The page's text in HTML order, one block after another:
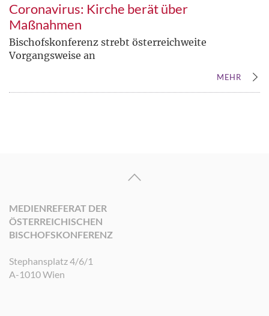
Coronavirus: Kirche berät über
Maßnahmen
Bischofskonferenz strebt österreichweite
Vorgangsweise an
MEHR
MEDIENREFERAT DER
ÖSTERREICHISCHEN
BISCHOFSKONFERENZ
Stephansplatz 4/6/1
A-1010 Wien